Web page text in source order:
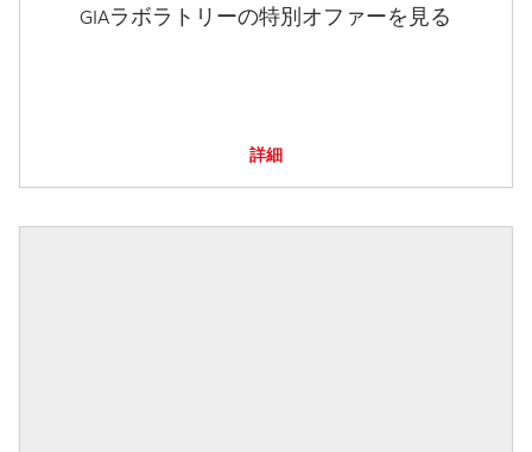
GIAラボラトリーの特別オファーを見る
詳細